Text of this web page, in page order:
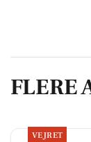
FLERE
VEJRET